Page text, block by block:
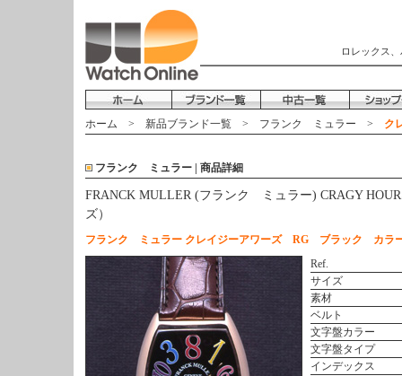
ロレックス
ホーム > 新品ブランド一覧 > フランク ミュラー > ク
フランク ミュラー | 商品詳細
FRANCK MULLER (フランク ミュラー) CRAGY
ズ）
フランク ミュラー クレイジーアワーズ RG ブラック カラ
Ref.
サイズ
素材
ベルト
文字盤カラー
文字盤タイプ
インデックス